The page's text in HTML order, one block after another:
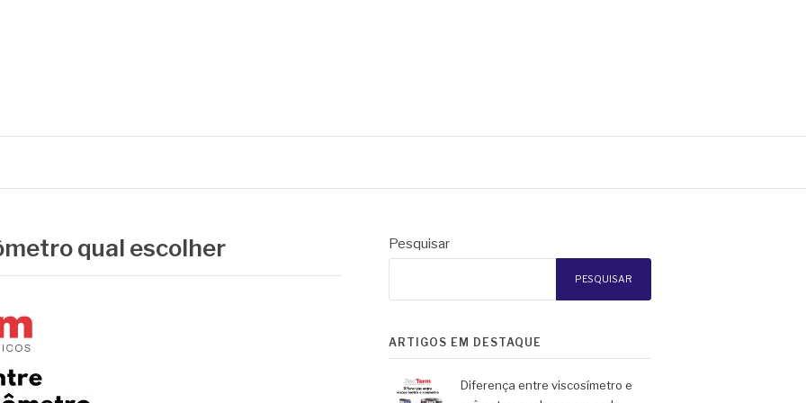
qual escolher Pesquisar
PESQUISAR
ARTIGOS EM DESTAQUE
Diferença entre viscosímetro e